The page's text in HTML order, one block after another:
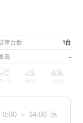
車台数 1台
高 -
ック 原付 バイク
0:00 ～ 24:00 休